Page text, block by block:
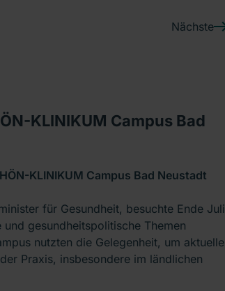
Nächste
KLINIKUM Campus Bad
KLINIKUM Campus Bad Neustadt
für Gesundheit, besuchte Ende Juli
gesundheitspolitische Themen
nutzten die Gelegenheit, um aktuelle
Praxis, insbesondere im ländlichen